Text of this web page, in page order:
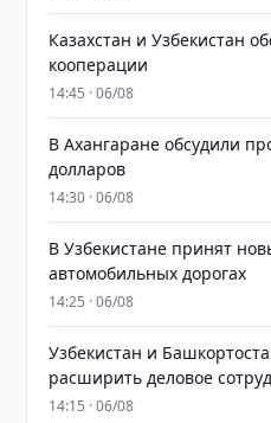
Казахстан и Узбекистан
кооперации
14:45 · 06/08
В Ахангаране обсудили
долларов
14:30 · 06/08
В Узбекистане принят
автомобильных дорогах
14:25 · 06/08
Узбекистан и
расширить деловое
14:15 · 06/08